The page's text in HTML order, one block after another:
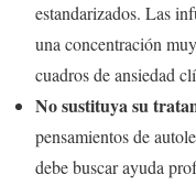
estandarizados. Las
una concentración
cuadros de ansiedad
No sustituya su
pensamientos de
debe buscar ayuda